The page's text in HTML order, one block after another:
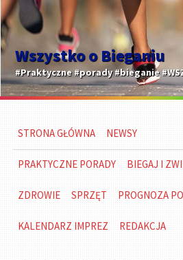
Wszystko o Bieganiu
#Praktyczne #porady #bieganie
STRONA GŁÓWNA NEWSY
PRAKTYCZNE PORADY BIEGAJ I
ZDROWIE SPRZĘT PROGNOZA
KALENDARZ IMPREZ REDAKCJA